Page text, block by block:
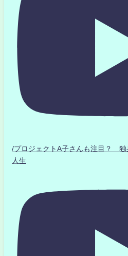
/プロジェクトA子さんも注目？ 独
人生